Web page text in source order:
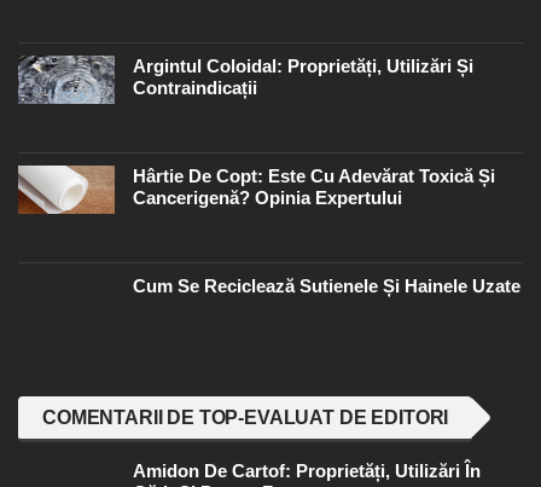
Argintul Coloidal: Proprietăți, Utilizări Și
Contraindicații
Hârtie De Copt: Este Cu Adevărat Toxică Și
Cancerigenă? Opinia Expertului
Cum Se Reciclează Sutienele Și Hainele Uzate
COMENTARII DE TOP-EVALUAT DE EDITORI
Amidon De Cartof: Proprietăți, Utilizări În